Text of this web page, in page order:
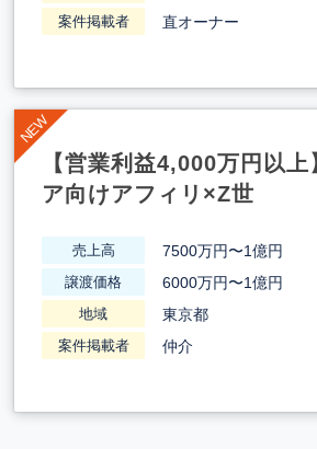
案件掲載者 直オーナー
【営業利益4,000万円以上
ア向けアフィリ×Z世
売上高 7500万円〜1億円
譲渡価格 6000万円〜1億円
地域 東京都
案件掲載者 仲介